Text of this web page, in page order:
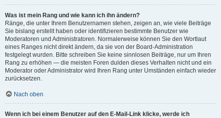
Was ist mein Rang und wie kann ich ihn ändern?
Ränge, die unter Ihrem Benutzernamen stehen, zeigen an, wie viele Beiträge
Sie bislang erstellt haben oder identifizieren bestimmte Benutzer wie
Moderatoren und Administratoren. Normalerweise können Sie den Wortlaut
eines Ranges nicht direkt ändern, da sie von der Board-Administration
festgelegt wurden. Bitte schreiben Sie keine sinnlosen Beiträge, nur um Ihren
Rang zu erhöhen — die meisten Foren dulden dieses Verhalten nicht und ein
Moderator oder Administrator wird Ihren Rang unter Umständen einfach wieder
zurücksetzen.
Nach oben
Wenn ich bei einem Benutzer auf den E-Mail-Link klicke, werde ich